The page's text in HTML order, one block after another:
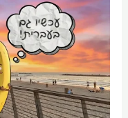
בננה
פרו
הגיע:
עם
תמיכה